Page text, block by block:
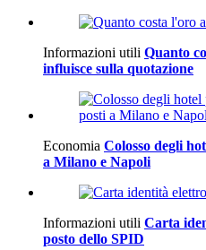
Informazioni utili Quanto
influisce sulla quotazione
Economia Colosso degli
a Milano e Napoli
Informazioni utili Carta
posto dello SPID